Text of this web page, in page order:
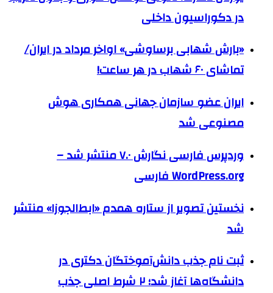
در دکوراسیون داخلی
«بارش شهابی برساوشی» اواخر مرداد در ایران/
تماشای ۶۰ شهاب در هر ساعت!
ایران عضو سازمان جهانی همکاری هوش
مصنوعی شد
وردپرس فارسی نگارش ۷.۰ منتشر شد –
WordPress.org فارسی
نخستین تصویر از ستاره همدم «ابط‌الجوزا» منتشر
شد
ثبت نام جذب دانش‌آموختگان دکتری در
دانشگاه‌ها آغاز شد؛ ۲ شرط اصلی جذب